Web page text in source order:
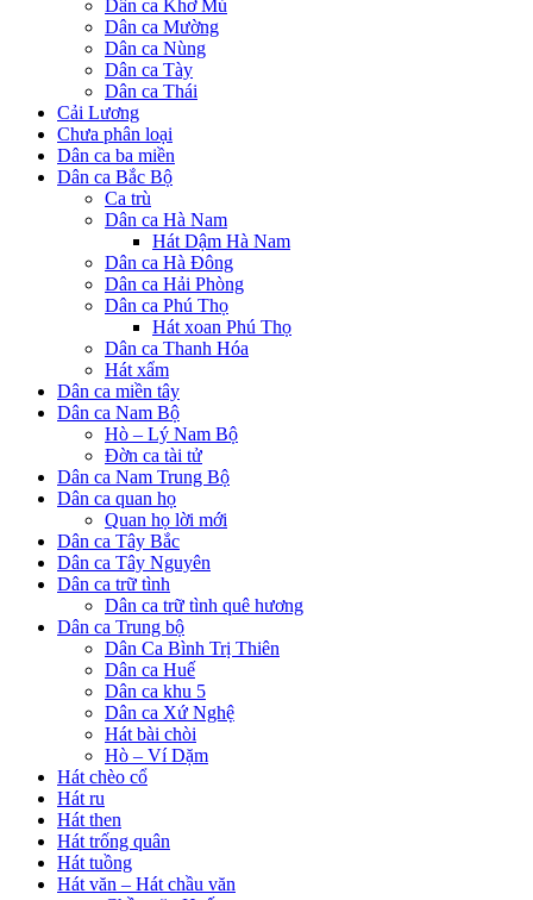
Dân ca Khơ Mú
Dân ca Mường
Dân ca Nùng
Dân ca Tày
Dân ca Thái
Cải Lương
Chưa phân loại
Dân ca ba miền
Dân ca Bắc Bộ
Ca trù
Dân ca Hà Nam
Hát Dậm Hà Nam
Dân ca Hà Đông
Dân ca Hải Phòng
Dân ca Phú Thọ
Hát xoan Phú Thọ
Dân ca Thanh Hóa
Hát xẩm
Dân ca miền tây
Dân ca Nam Bộ
Hò – Lý Nam Bộ
Đờn ca tài tử
Dân ca Nam Trung Bộ
Dân ca quan họ
Quan họ lời mới
Dân ca Tây Bắc
Dân ca Tây Nguyên
Dân ca trữ tình
Dân ca trữ tình quê hương
Dân ca Trung bộ
Dân Ca Bình Trị Thiên
Dân ca Huế
Dân ca khu 5
Dân ca Xứ Nghệ
Hát bài chòi
Hò – Ví Dặm
Hát chèo cổ
Hát ru
Hát then
Hát trống quân
Hát tuồng
Hát văn – Hát chầu văn